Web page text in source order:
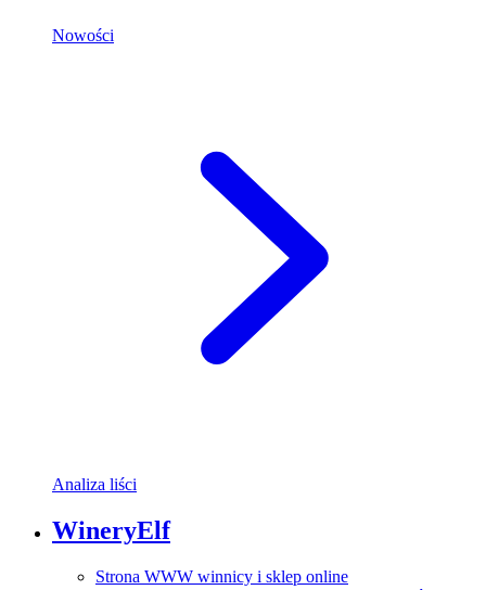
Nowości
Analiza liści
WineryElf
Strona WWW winnicy i sklep online